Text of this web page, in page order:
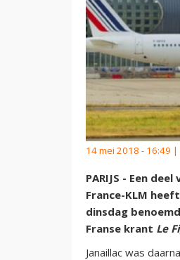
14 mei 2018 - 16:49 |
PARIJS - Een
France-KLM
dinsdag
Franse krant Le
Janaillac was